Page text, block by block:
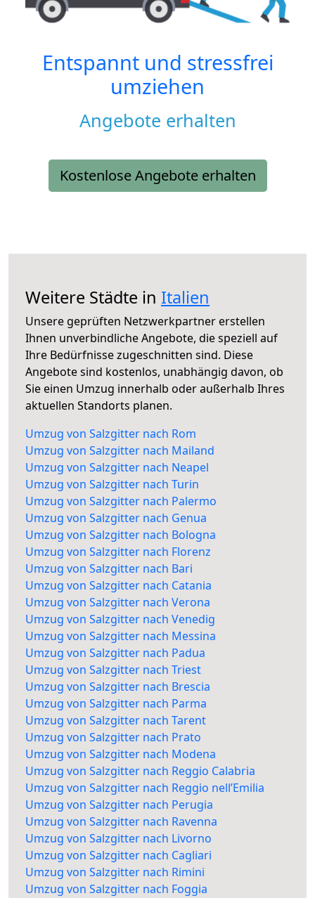
Entspannt und stressfrei
umziehen
Angebote erhalten
Kostenlose Angebote erhalten
Weitere Städte in Italien
Unsere geprüften Netzwerkpartner erstellen
Ihnen unverbindliche Angebote, die speziell auf
Ihre Bedürfnisse zugeschnitten sind. Diese
Angebote sind kostenlos, unabhängig davon, ob
Sie einen Umzug innerhalb oder außerhalb Ihres
aktuellen Standorts planen.
Umzug von Salzgitter nach Rom
Umzug von Salzgitter nach Mailand
Umzug von Salzgitter nach Neapel
Umzug von Salzgitter nach Turin
Umzug von Salzgitter nach Palermo
Umzug von Salzgitter nach Genua
Umzug von Salzgitter nach Bologna
Umzug von Salzgitter nach Florenz
Umzug von Salzgitter nach Bari
Umzug von Salzgitter nach Catania
Umzug von Salzgitter nach Verona
Umzug von Salzgitter nach Venedig
Umzug von Salzgitter nach Messina
Umzug von Salzgitter nach Padua
Umzug von Salzgitter nach Triest
Umzug von Salzgitter nach Brescia
Umzug von Salzgitter nach Parma
Umzug von Salzgitter nach Tarent
Umzug von Salzgitter nach Prato
Umzug von Salzgitter nach Modena
Umzug von Salzgitter nach Reggio Calabria
Umzug von Salzgitter nach Reggio nell’Emilia
Umzug von Salzgitter nach Perugia
Umzug von Salzgitter nach Ravenna
Umzug von Salzgitter nach Livorno
Umzug von Salzgitter nach Cagliari
Umzug von Salzgitter nach Rimini
Umzug von Salzgitter nach Foggia